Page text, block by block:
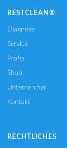
RESTCLEAN®
Diagnose
Service
Profis
Shop
Unternehmen
Kontakt
RECHTLICHES